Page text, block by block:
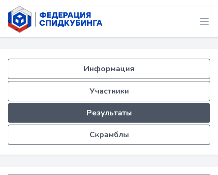
Информация
Участники
Результаты
Скрамблы